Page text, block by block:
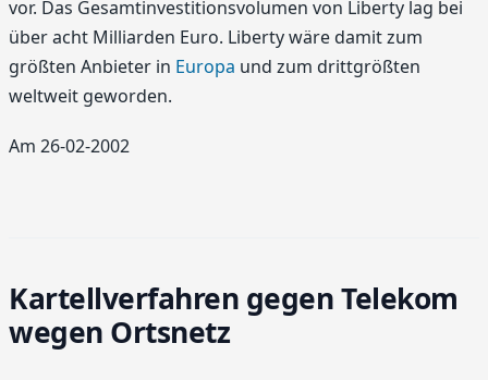
vor. Das Gesamtinvestitionsvolumen von Liberty lag bei
über acht Milliarden Euro. Liberty wäre damit zum
größten Anbieter in Europa und zum drittgrößten
weltweit geworden.
Am 26-02-2002
Kartellverfahren gegen Telekom
wegen Ortsnetz